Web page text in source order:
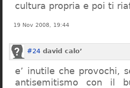
cultura propria e poi ti
19 Nov 2008, 19:44
#24 david calo’
e’ inutile che provochi,
antisemitismo con il